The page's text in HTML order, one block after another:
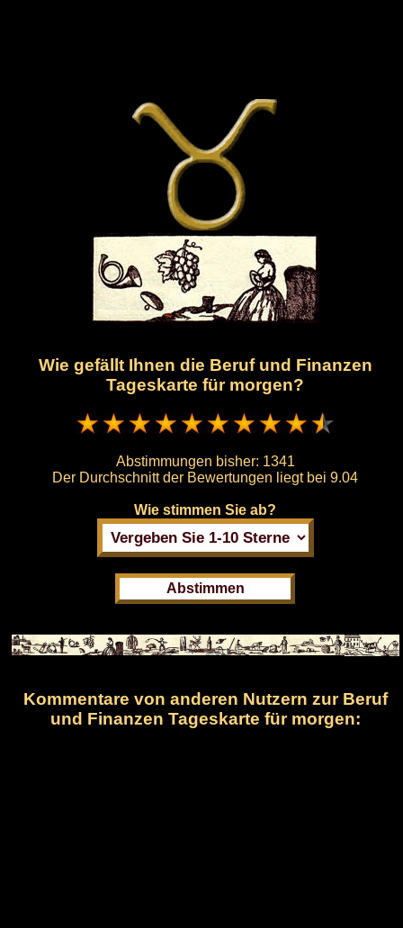
Wie gefällt Ihnen die Beruf und Finanzen
Tageskarte für morgen?
Abstimmungen bisher: 1341
Der Durchschnitt der Bewertungen liegt bei 9.04
Wie stimmen Sie ab?
Kommentare von anderen Nutzern zur Beruf
und Finanzen Tageskarte für morgen: